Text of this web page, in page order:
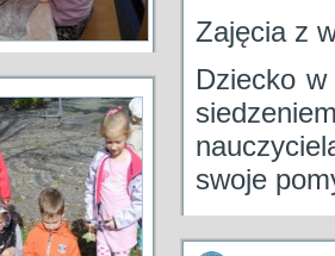
Zajęcia z
Dziecko
swoje